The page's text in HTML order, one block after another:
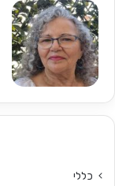
כללי